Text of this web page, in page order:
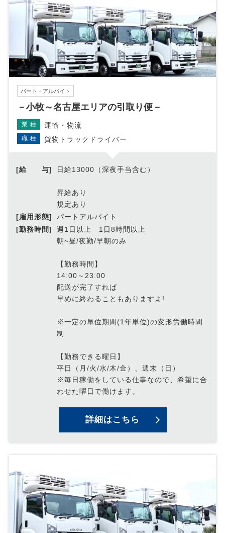
パート・アルバイト
－小牧～名古屋エリアの引取り便－
業種 運輸・物流
職種 貨物トラックドライバー
[給 与] 日給13000（深夜手当含む）
昇給あり
規定あり
[雇用形態]
パートアルバイト
[勤務時間]
週1日以上 1日8時間以上
朝~昼/夜勤/早朝のみ
【勤務時間】
14:00～23:00
配送が完了すれば
早めに終わることもありますよ!
※一定の単位期間(1年単位)の変形労働時間
制
【勤務できる曜日】
平日（月/火/水/木/金）、週末（日）
※毎日稼働をしている仕事なので、希望に合
わせた曜日で働けます。
詳細はこちら